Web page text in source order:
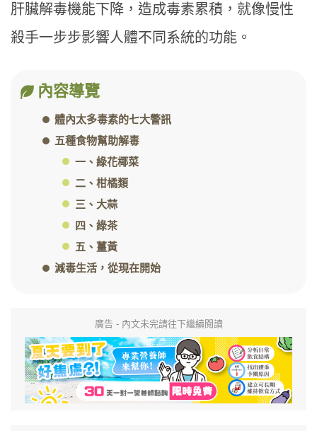
肝臟解毒機能下降，造成毒素累積，就像慢性
殺手一步步影響人體不同系統的功能。
內容導覽
體內太多毒素的七大警訊
五種食物幫助解毒
一、綠花椰菜
二、柑橘類
三、大蒜
四、綠茶
五、薑黃
減毒生活，從現在開始
廣告 - 內文未完請往下繼續閱讀